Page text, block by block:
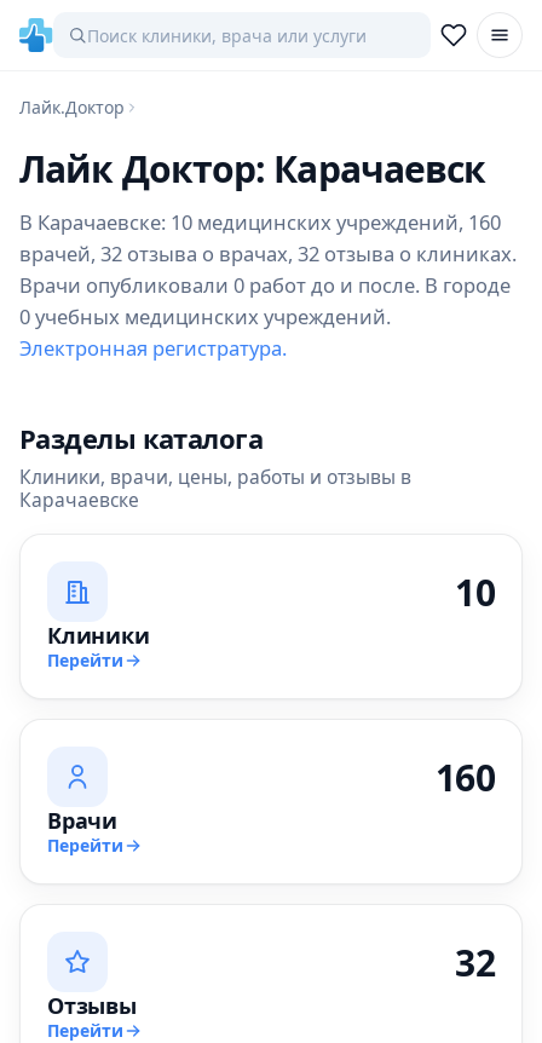
Лайк.Доктор
Лайк Доктор: Карачаевск
В Карачаевске: 10 медицинских учреждений, 160
врачей, 32 отзыва о врачах, 32 отзыва о клиниках.
Врачи опубликовали 0 работ до и после. В городе
0 учебных медицинских учреждений.
Электронная регистратура.
Разделы каталога
Клиники, врачи, цены, работы и отзывы в
Карачаевске
10
Клиники
Перейти
160
Врачи
Перейти
32
Отзывы
Перейти